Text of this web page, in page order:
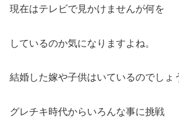
現在はテレビで見かけませんが何を
しているのか気になりますよね。
結婚した嫁や子供はいているのでしょ
グレチキ時代からいろんな事に挑戦